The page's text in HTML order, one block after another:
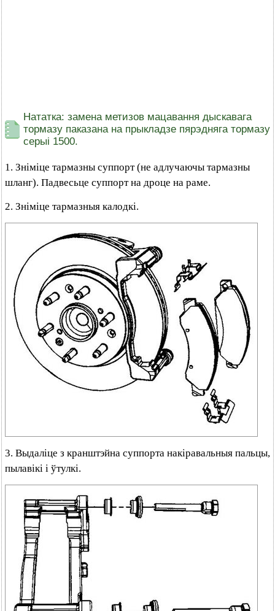
Нататка: замена метизов мацавання дыскавага
тормазу паказана на прыкладзе пярэдняга тормазу
серыі 1500.
1. Зніміце тармазны суппорт (не адлучаючы тармазны
шланг). Падвесьце суппорт на дроце на раме.
2. Зніміце тармазныя калодкі.
3. Выдаліце з кранштэйна суппорта накіравальныя пальцы,
пылавікі і ўтулкі.